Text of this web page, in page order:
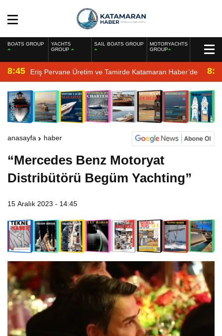
BOATS GROUP
YACHTS
GROUP
SAIL BOATS GROUP
MOTORYACHTS
GROUP
8:45 Eriş Pervane Üretim ve Tamirde Katamaran Haber’de
anasayfa haber
“Mercedes Benz Motoryat
Distribütörü Begüm Yachting”
15 Aralık 2023 - 14:45